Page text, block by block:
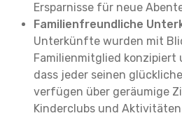
Ersparnisse für neue
Familienfreundliche
Unterkünfte wurden mit
Familienmitglied konzipiert
dass jeder seinen
verfügen über geräumige
Kinderclubs und